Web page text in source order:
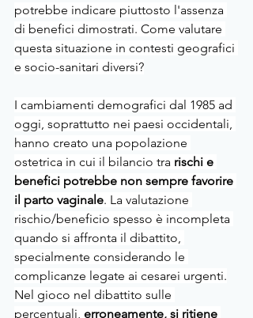
potrebbe indicare piuttosto l'assenza
di benefici dimostrati. Come valutare
questa situazione in contesti geografici
e socio-sanitari diversi?
I cambiamenti demografici dal 1985 ad
oggi, soprattutto nei paesi occidentali,
hanno creato una popolazione
ostetrica in cui il bilancio tra rischi e
benefici potrebbe non sempre favorire
il parto vaginale. La valutazione
rischio/beneficio spesso è incompleta
quando si affronta il dibattito,
specialmente considerando le
complicanze legate ai cesarei urgenti.
Nel gioco nel dibattito sulle
percentuali, erroneamente, si ritiene